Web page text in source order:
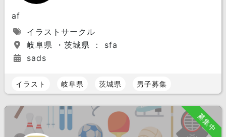
af
イラストサークル
岐阜県 ・茨城県 ： sfa
sads
イラスト 岐阜県 茨城県 男子募集
募集中